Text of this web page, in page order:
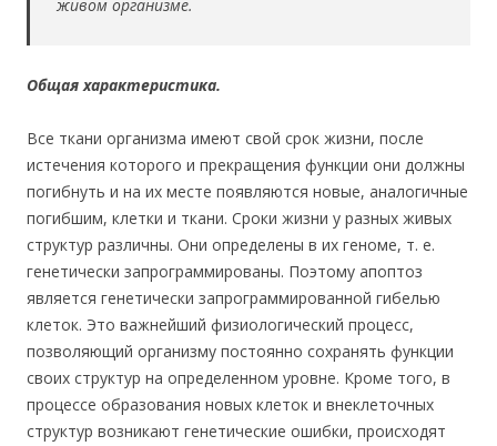
живом организме.
Общая характеристика.
Все ткани организма имеют свой срок жизни, после
истечения которого и прекращения функции они должны
погибнуть и на их месте появляются новые, аналогичные
погибшим, клетки и ткани. Сроки жизни у разных живых
структур различны. Они определены в их геноме, т. е.
генетически запрограммированы. Поэтому апоптоз
является генетически запрограммированной гибелью
клеток. Это важнейший физиологический процесс,
позволяющий организму постоянно сохранять функции
своих структур на определенном уровне. Кроме того, в
процессе образования новых клеток и внеклеточных
структур возникают генетические ошибки, происходят